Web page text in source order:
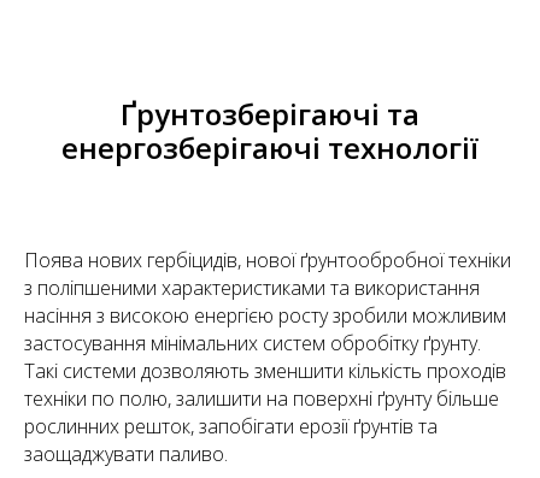
Ґрунтозберігаючі та
енергозберігаючі технології
Поява нових гербіцидів, нової ґрунтообробної техніки
з поліпшеними характеристиками та використання
насіння з високою енергією росту зробили можливим
застосування мінімальних систем обробітку ґрунту.
Такі системи дозволяють зменшити кількість проходів
техніки по полю, залишити на поверхні ґрунту більше
рослинних решток, запобігати ерозії ґрунтів та
заощаджувати паливо.